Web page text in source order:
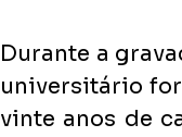
Durante a
universitário
vinte anos de